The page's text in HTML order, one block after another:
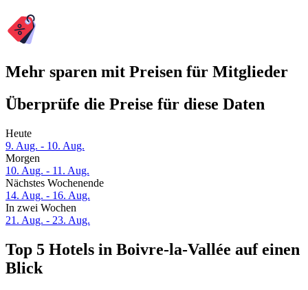
Mehr sparen mit Preisen für Mitglieder
Überprüfe die Preise für diese Daten
Heute
9. Aug. - 10. Aug.
Morgen
10. Aug. - 11. Aug.
Nächstes Wochenende
14. Aug. - 16. Aug.
In zwei Wochen
21. Aug. - 23. Aug.
Top 5 Hotels in Boivre-la-Vallée auf einen
Blick